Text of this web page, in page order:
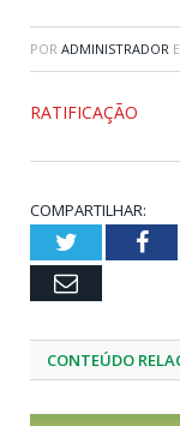
POR ADMINISTRADOR
RATIFICAÇÃO
COMPARTILHAR:
Twitter
Email
CONTEÚDO